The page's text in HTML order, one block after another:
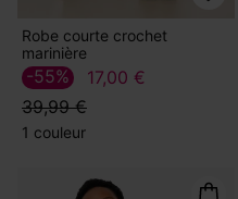
Robe courte crochet
marinière
17,00 €
39,99 €
-55%
1 couleur